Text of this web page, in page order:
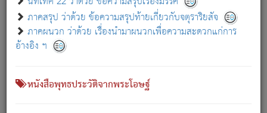
ภาคสรุป ว่าด้วย ข้อความสรุปท้ายเกี่ยวกับจตุราริยสัจ
ภาคผนวก ว่าด้วย เรื่องนำมาผนวกเพื่อความสะดวกแก่การ
อ้างอิง ฯ
หนังสือพุทธประวัติจากพระโอษฐ์